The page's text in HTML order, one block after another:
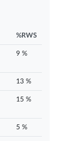
%RWS
9 %
13 %
15 %
5 %